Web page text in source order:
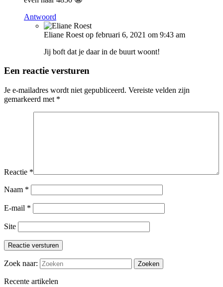
Antwoord
Eliane Roest op februari 6, 2021 om 9:43 am
Jij boft dat je daar in de buurt woont!
Een reactie versturen
Je e-mailadres wordt niet gepubliceerd. Vereiste velden zijn
gemarkeerd met *
Reactie *
Naam *
E-mail *
Site
Reactie versturen
Zoek naar:
Recente artikelen